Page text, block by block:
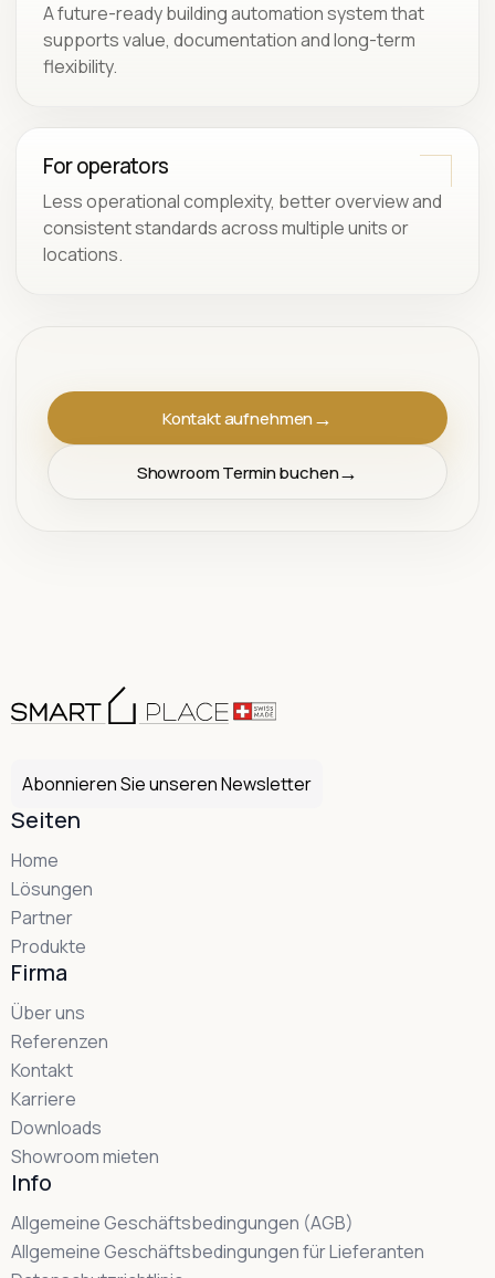
A future-ready building automation system that
supports value, documentation and long-term
flexibility.
For operators
Less operational complexity, better overview and
consistent standards across multiple units or
locations.
Kontakt aufnehmen
Showroom Termin buchen
Abonnieren Sie unseren Newsletter
Seiten
Home
Lösungen
Partner
Produkte
Firma
Über uns
Referenzen
Kontakt
Karriere
Downloads
Showroom mieten
Info
Allgemeine Geschäftsbedingungen (AGB)
Allgemeine Geschäftsbedingungen für Lieferanten